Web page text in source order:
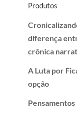
Produtos
diferença
crônica
A Luta por
opção
Pensamentos